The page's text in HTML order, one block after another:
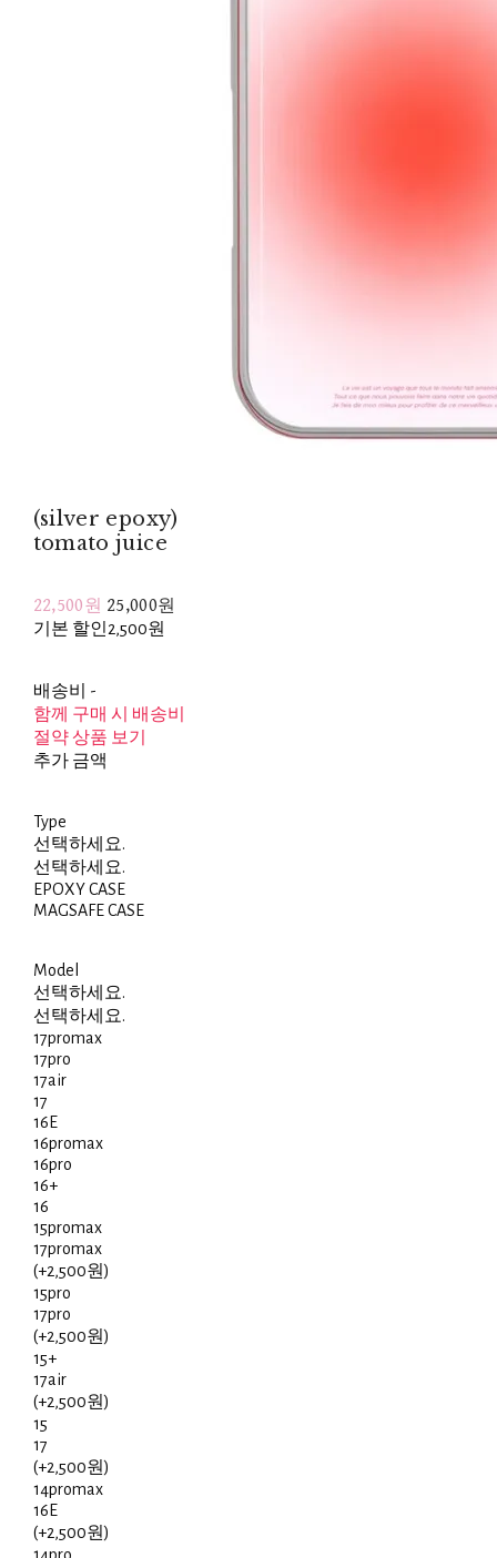
(silver epoxy)
tomato juice
22,500원 25,000원
기본 할인 2,500원
배송비 -
함께 구매 시 배송비
절약 상품 보기
추가 금액
Type
선택하세요.
선택하세요.
EPOXY CASE
MAGSAFE CASE
Model
선택하세요.
선택하세요.
17promax
17pro
17air
17
16E
16promax
16pro
16+
16
15promax
17promax
(+2,500원)
15pro
17pro
(+2,500원)
15+
17air
(+2,500원)
15
17
(+2,500원)
14promax
16E
(+2,500원)